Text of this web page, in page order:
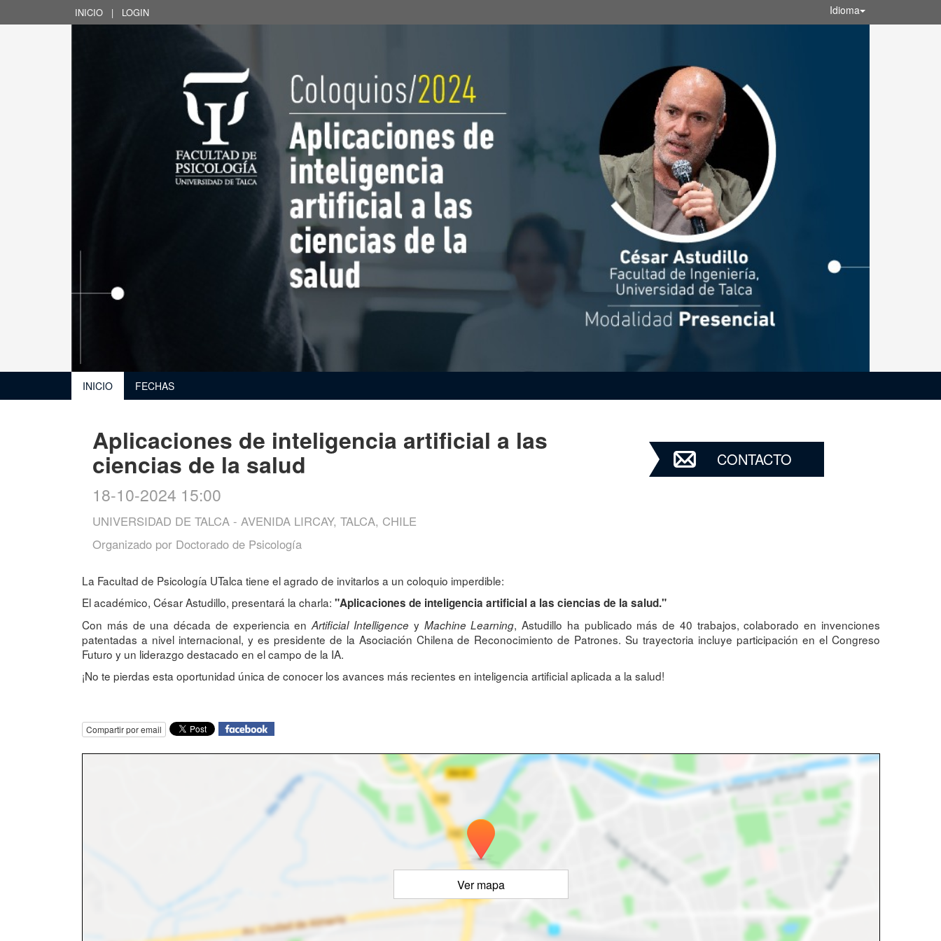
INICIO | LOGIN Idioma
INICIO FECHAS
Aplicaciones de inteligencia artificial a las
ciencias de la salud
18-10-2024 15:00
UNIVERSIDAD DE TALCA - AVENIDA LIRCAY, TALCA, CHILE
Organizado por Doctorado de Psicología
CONTACTO
La Facultad de Psicología UTalca tiene el agrado de invitarlos a un coloquio imperdible:
El académico, César Astudillo, presentará la charla: "Aplicaciones de inteligencia artificial a las ciencias de la salud."
Con más de una década de experiencia enArtificial Intelligence y Machine Learning, Astudillo ha publicado más de 40 trabajos, colaborado en invenciones
patentadas a nivel internacional, y es presidente de la Asociación Chilena de Reconocimiento de Patrones. Su trayectoria incluye participación en el Congreso
Futuro y un liderazgo destacado en el campo de la IA.
¡No te pierdas esta oportunidad única de conocer los avances más recientes en inteligencia artificial aplicada a la salud!
Compartir por email
Ver mapa